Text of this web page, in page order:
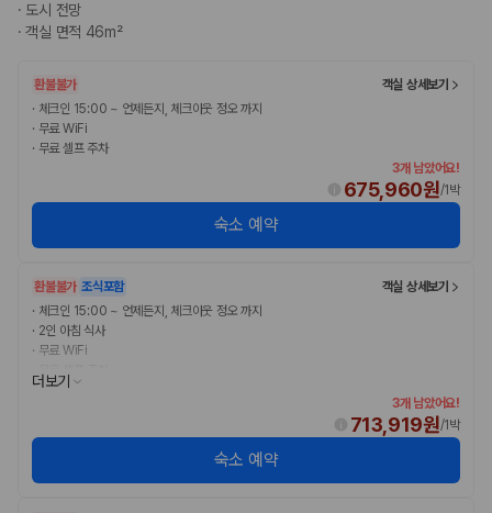
· 도시 전망
·객실 면적 46m²
환불불가
객실 상세보기
· 체크인 15:00 ~ 언제든지, 체크아웃 정오 까지
· 무료 WiFi
· 무료 셀프 주차
3개 남았어요!
675,960원/1박
숙소 예약
환불불가 조식포함
객실 상세보기
· 체크인 15:00 ~ 언제든지, 체크아웃 정오 까지
· 2인 아침 식사
· 무료 WiFi
무료 셀프 주차
더보기
3개 남았어요!
713,919원/1박
숙소 예약